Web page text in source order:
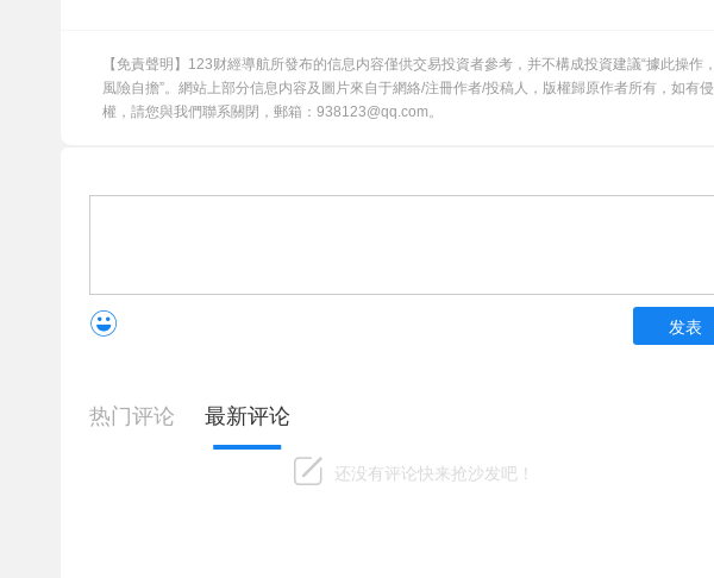
【免責聲明】123财經導航所發布的信息内容僅供交易投資者參考，并不構成投資建議“據此操作，
風險自擔”。網站上部分信息内容及圖片來自于網絡/注冊作者/投稿人，版權歸原作者所有，如有侵
權，請您與我們聯系關閉，郵箱：938123@qq.com。
发表
热门评论 最新评论
还没有评论快来抢沙发吧！